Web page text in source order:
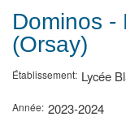
d'Ariane
Dominos -
(Orsay)
Établissement Lycée
Année 2023-2024